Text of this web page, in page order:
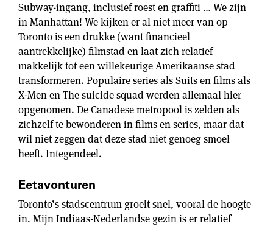
Subway-ingang, inclusief roest en graffiti … We zijn
in Manhattan! We kijken er al niet meer van op –
Toronto is een drukke (want financieel
aantrekkelijke) filmstad en laat zich relatief
makkelijk tot een willekeurige Amerikaanse stad
transformeren. Populaire series als Suits en films als
X-Men en The suicide squad werden allemaal hier
opgenomen. De Canadese metropool is zelden als
zichzelf te bewonderen in films en series, maar dat
wil niet zeggen dat deze stad niet genoeg smoel
heeft. Integendeel.
Eetavonturen
Toronto’s stadscentrum groeit snel, vooral de hoogte
in. Mijn Indiaas-Nederlandse gezin is er relatief